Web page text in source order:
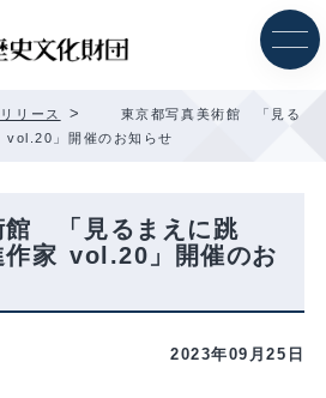
リース >
東京都写真美術館 「見る
」開催のお知らせ
館 「見るまえに跳
家 vol.20」開催のお
2023年09月25日